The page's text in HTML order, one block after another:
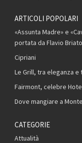
ARTICOLI POPOLARI
«Assunta Madre» e
portata da Flavio
Cipriani
Le Grill, tra eleganza
Fairmont, celebre
Dove mangiare a
CATEGORIE
Attualità